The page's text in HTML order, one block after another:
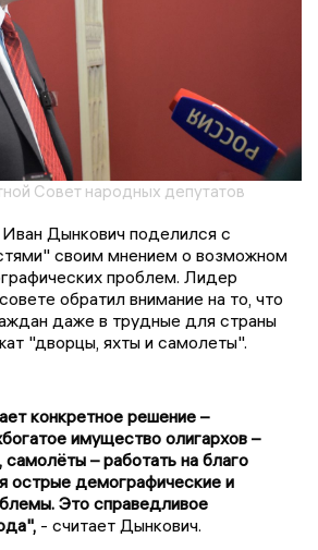
Совет народных депутатов
Дынкович поделился с
своим мнением о возможном
проблем. Лидер
обратил внимание на то, что
даже в трудные для страны
"дворцы, яхты и самолеты".
конкретное решение –
имущество олигархов –
– работать на благо
острые демографические и
Это справедливое
- считает Дынкович.